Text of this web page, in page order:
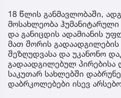
18 წლის განმავლობაში,
მოსახლეობა ჰუმანიტარული
და განიცდის ადამიანის
მათ შორის
შეზღუდვასა და უკანონო
გადაადგილებულ
საკუთარ სახლებში
დაბრკოლებები ისევ